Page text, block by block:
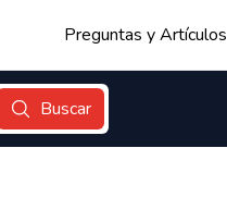
Preguntas y Artículos
Buscar